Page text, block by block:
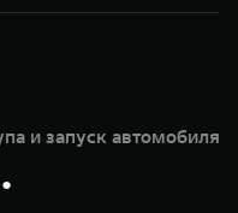
и запуск автомобиля
●